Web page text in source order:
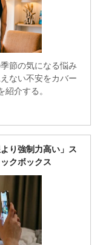
節の気になる悩み
ない不安をカバー
介する。
り強制力高い」ス
クボックス